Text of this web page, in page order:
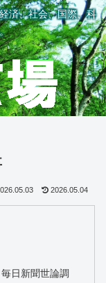
済、社会、国際、科
2026.05.04
日新聞世論調